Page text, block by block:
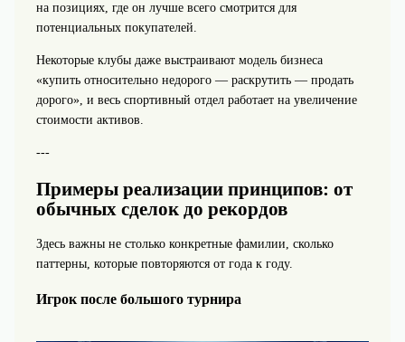
на позициях, где он лучше всего смотрится для
потенциальных покупателей.
Некоторые клубы даже выстраивают модель бизнеса
«купить относительно недорого — раскрутить — продать
дорого», и весь спортивный отдел работает на увеличение
стоимости активов.
---
Примеры реализации принципов: от
обычных сделок до рекордов
Здесь важны не столько конкретные фамилии, сколько
паттерны, которые повторяются от года к году.
Игрок после большого турнира